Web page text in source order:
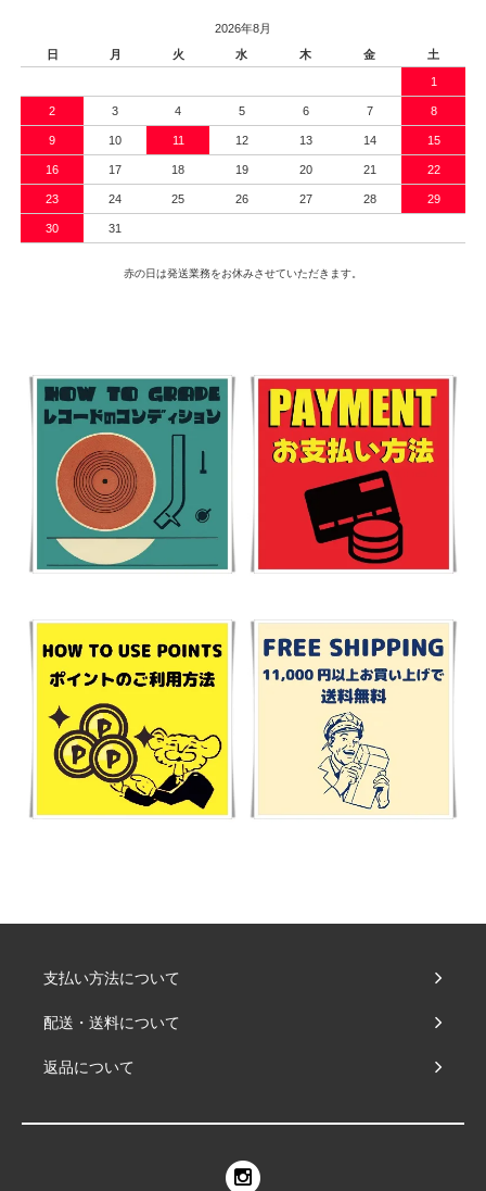
2026年8月
日
月 火 水 木 金 土
1
2 3 4 5 6 7 8
9 10 11 12 13 14 15
16 17 18 19 20 21 22
23 24 25 26 27 28 29
30 31
赤の日は発送業務をお休みさせていただきます。
支払い方法について
配送・送料について
返品について